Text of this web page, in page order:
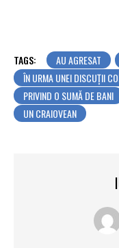
TAGS: AU AGRESAT
ÎN URMA UNEI DISCUȚII
PRIVIND O SUMĂ DE BANI
UN CRAIOVEAN